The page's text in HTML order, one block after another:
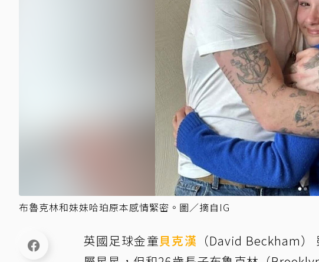
布魯克林和妹妹哈珀原本感情緊密。圖／摘自IG
英國足球金童貝克漢 （David Beckham